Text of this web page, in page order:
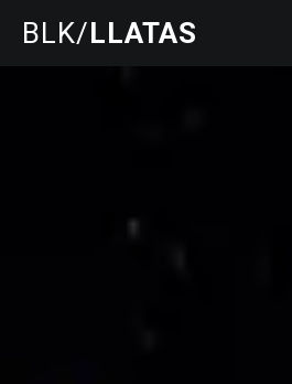
BIALIK
BLK/LLATAS